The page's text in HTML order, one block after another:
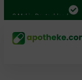
Mal in Deutschland